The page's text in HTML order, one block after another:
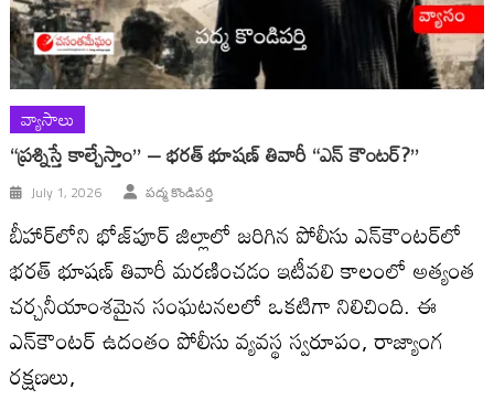
వ్యాసాలు
“ప్రశ్నిస్తే కాల్చేస్తాం” – భరత్ భూషణ్ తివారీ “ఎన్ కౌంటర్?”
July 1, 2026 పద్మ కొండిపర్తి
బీహార్‌లోని భోజ్‌పూర్ జిల్లాలో జరిగిన పోలీసు ఎన్‌కౌంటర్‌లో
భరత్ భూషణ్ తివారీ మరణించడం ఇటీవలి కాలంలో అత్యంత
చర్చనీయాంశమైన సంఘటనలలో ఒకటిగా నిలిచింది. ఈ
ఎన్‌కౌంటర్‌ ఉదంతం పోలీసు వ్యవస్థ స్వరూపం, రాజ్యాంగ
రక్షణలు,